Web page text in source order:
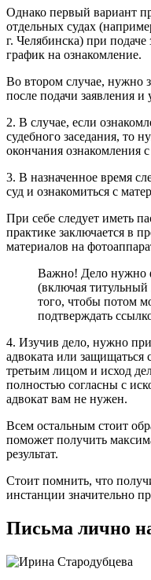
Однако первый вариант
отдельных судах
г. Челябинска) при подаче
график на ознакомление.
Во втором случае, нужно
после подачи заявления и
2. В случае, если
судебного заседания, то
окончания ознакомления
3. В назначенное время
суд и ознакомиться с
При себе следует иметь
практике заключается в
материалов на
Важно! Дело нужно
(включая титульный
того, чтобы потом
подтверждать
4. Изучив дело, нужно
адвоката или защищаться
третьим лицом и исход
полностью согласны с
адвокат вам не нужен.
Всем остальным стоит
поможет получить
результат.
Стоит помнить, что
инстанции значительно
Письма лично